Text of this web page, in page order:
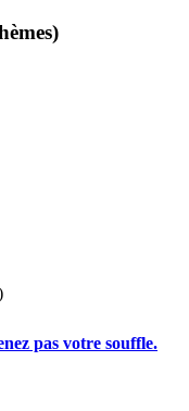
pas votre souffle.